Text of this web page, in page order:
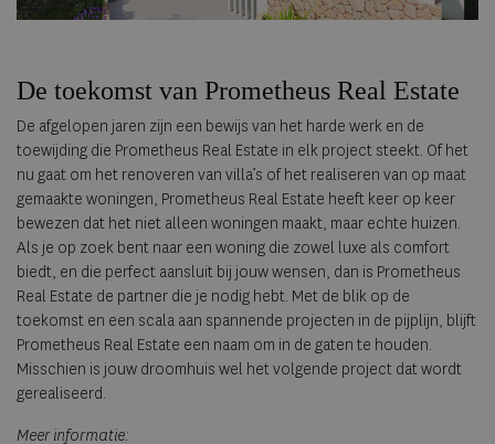
De toekomst van Prometheus Real Estate
De afgelopen jaren zijn een bewijs van het harde werk en de
toewijding die Prometheus Real Estate in elk project steekt. Of het
nu gaat om het renoveren van villa’s of het realiseren van op maat
gemaakte woningen, Prometheus Real Estate heeft keer op keer
bewezen dat het niet alleen woningen maakt, maar echte huizen.
Als je op zoek bent naar een woning die zowel luxe als comfort
biedt, en die perfect aansluit bij jouw wensen, dan is Prometheus
Real Estate de partner die je nodig hebt. Met de blik op de
toekomst en een scala aan spannende projecten in de pijplijn, blijft
Prometheus Real Estate een naam om in de gaten te houden.
Misschien is jouw droomhuis wel het volgende project dat wordt
gerealiseerd.
Meer informatie: